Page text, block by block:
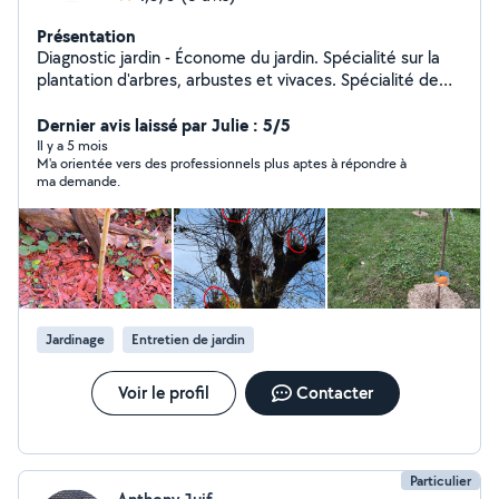
Présentation
Diagnostic jardin - Économe du jardin. Spécialité sur la
plantation d'arbres, arbustes et vivaces. Spécialité de
de la santé globale du jardin pour une meilleure
résilience face aux aléas du climat local. Recherche de
solutions sur mesure visant à réduire les besoins
d'intervention sur le long terme. Outils manuels
principalement, donc travail silencieux possible. Travail
de jardinage que j'essaie de baser avant tout sur les
connaissances en terme de physiologie végétale, de
biodiversité et de podologie.
Dernier avis laissé par Julie : 5/5
Il y a 5 mois
M'a orientée vers des professionnels plus aptes à répondre à
ma demande.
Jardinage Entretien de jardin
Voir le profil Contacter
Particulier